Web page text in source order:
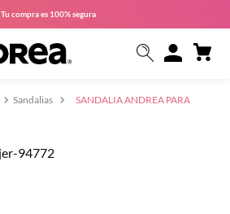
Tu compra es 100% segura
Sandalias
SANDALIA ANDREA PARA